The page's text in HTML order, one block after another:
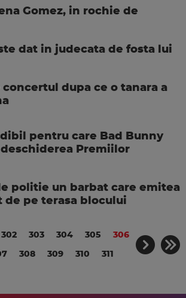
Gomez, in rochie de
dat in judecata de fosta lui
concertul dupa ce o tanara a
pentru care Bad Bunny
deschiderea Premiilor
politie un barbat care emitea
de pe terasa blocului
302 303 304 305 306
308 309 310 311